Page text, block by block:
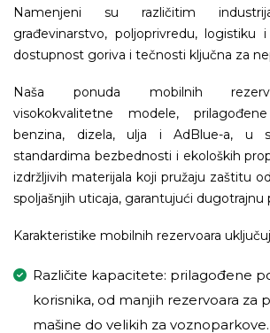
Namenjeni su različitim
građevinarstvo, poljoprivredu, logistiku
dostupnost goriva i tečnosti ključna za
Naša ponuda mobilnih
visokokvalitetne modele,
benzina, dizela, ulja i AdBlue-a, u
standardima bezbednosti i ekoloških
izdržljivih materijala koji pružaju zaštitu
spoljašnjih uticaja, garantujući dugotrajnu
Karakteristike mobilnih rezervoara
Različite kapacitete: prilagođene
korisnika, od manjih rezervoara za
mašine do velikih za voznoparkove.